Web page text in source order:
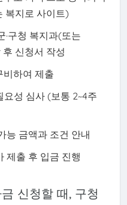
복지로 사이트)
·구청 복지과(또는
신청서 작성
비하여 제출
요성 심사 (보통 2~4주
능 금액과 조건 안내
제출 후 입금 진행
신청할 때, 구청